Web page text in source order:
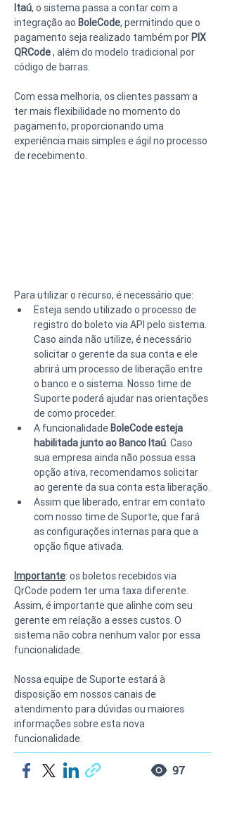
Itaú, o sistema passa a contar com a
integração ao BoleCode, permitindo que o
pagamento seja realizado também por PIX
QRCode , além do modelo tradicional por
código de barras.
Com essa melhoria, os clientes passam a
ter mais flexibilidade no momento do
pagamento, proporcionando uma
experiência mais simples e ágil no processo
de recebimento.
Para utilizar o recurso, é necessário que:
Esteja sendo utilizado o processo de
registro do boleto via API pelo sistema.
Caso ainda não utilize, é necessário
solicitar o gerente da sua conta e ele
abrirá um processo de liberação entre
o banco e o sistema. Nosso time de
Suporte poderá ajudar nas orientações
de como proceder.
A funcionalidade BoleCode esteja
habilitada junto ao Banco Itaú. Caso
sua empresa ainda não possua essa
opção ativa, recomendamos solicitar
ao gerente da sua conta esta liberação.
Assim que liberado, entrar em contato
com nosso time de Suporte, que fará
as configurações internas para que a
opção fique ativada.
Importante: os boletos recebidos via
QrCode podem ter uma taxa diferente.
Assim, é importante que alinhe com seu
gerente em relação a esses custos. O
sistema não cobra nenhum valor por essa
funcionalidade.
Nossa equipe de Suporte estará à
disposição em nossos canais de
atendimento para dúvidas ou maiores
informações sobre esta nova
funcionalidade.
97